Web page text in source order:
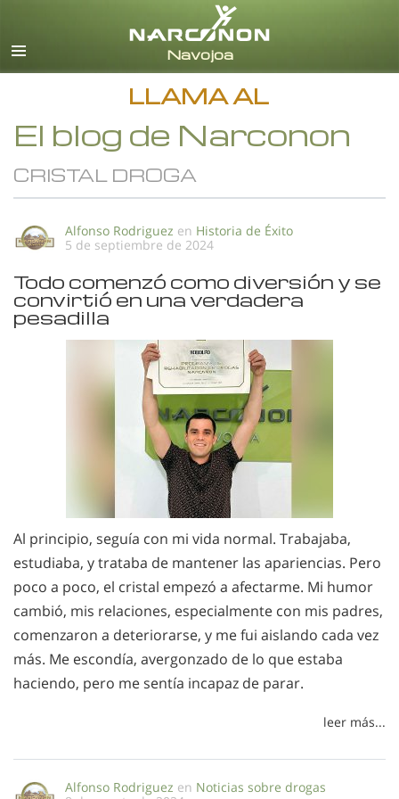
Español
Todas las Regiones/Idiomas
LLAMA AL
El blog de Narconon
CRISTAL DROGA
Alfonso Rodriguez en Historia de Éxito
5 de septiembre de 2024
Todo comenzó como diversión y se
convirtió en una verdadera
pesadilla
Al principio, seguía con mi vida normal. Trabajaba,
estudiaba, y trataba de mantener las apariencias. Pero
poco a poco, el cristal empezó a afectarme. Mi humor
cambió, mis relaciones, especialmente con mis padres,
comenzaron a deteriorarse, y me fui aislando cada vez
más. Me escondía, avergonzado de lo que estaba
haciendo, pero me sentía incapaz de parar.
leer más...
Alfonso Rodriguez en Noticias sobre drogas